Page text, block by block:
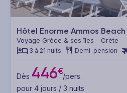
Hôtel Enorme Ammos Beach
Voyage Grèce & ses îles - Crète
3 à 21 nuits Demi-pension
Dès 446€/pers.
pour 4 jours / 3 nuits